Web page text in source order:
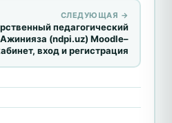
СЛЕДУЮЩАЯ →
педагогический
(ndpi.uz) Moodle–
вход и регистрация